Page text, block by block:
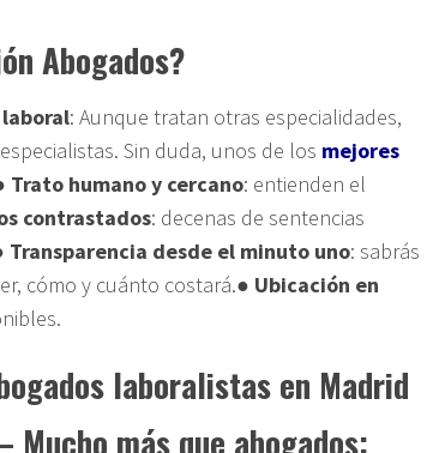
Abogados?
: Aunque tratan otras especialidades,
Sin duda, unos de los mejores
Trato humano y cercano: entienden el
contrastados: decenas de sentencias
Transparencia desde el minuto uno: sabrás
cómo y cuánto costará.● Ubicación en
laboralistas en Madrid
Mucho más que abogados: